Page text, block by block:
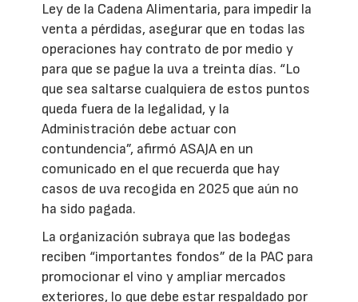
Ley de la Cadena Alimentaria, para impedir la
venta a pérdidas, asegurar que en todas las
operaciones hay contrato de por medio y
para que se pague la uva a treinta días. “Lo
que sea saltarse cualquiera de estos puntos
queda fuera de la legalidad, y la
Administración debe actuar con
contundencia”, afirmó ASAJA en un
comunicado en el que recuerda que hay
casos de uva recogida en 2025 que aún no
ha sido pagada.
La organización subraya que las bodegas
reciben “importantes fondos” de la PAC para
promocionar el vino y ampliar mercados
exteriores, lo que debe estar respaldado por